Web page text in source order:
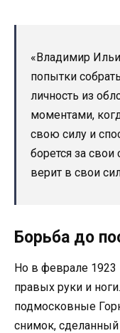
«Владимир
попытки
личность из
моментами,
свою силу и
борется за свои
верит в свои
Борьба до
Но в феврале 1923
правых руки и
подмосковные
снимок,